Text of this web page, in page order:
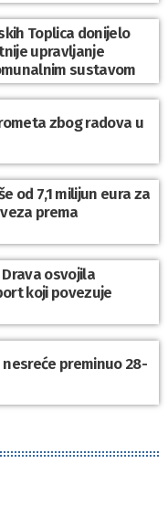
Toplica donijelo
upravljanje
sustavom
zbog radova u
od 7,1 milijun eura za
prema
osvojila
koji povezuje
preminuo 28-